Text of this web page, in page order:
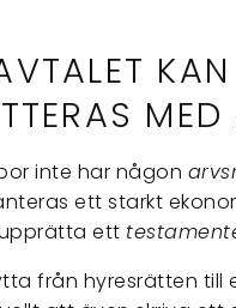
inte har någon
ett starkt
ett
från hyresrätten